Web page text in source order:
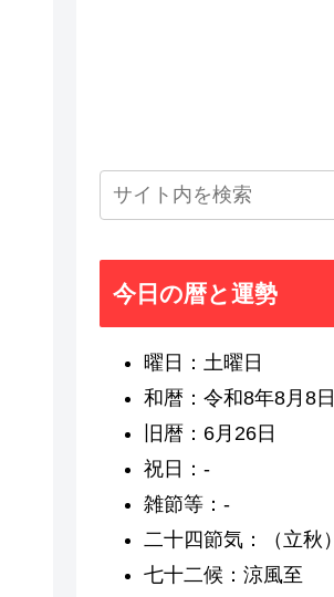
今日の暦と運勢
曜日：土曜日
和暦：令和8年8月8日
旧暦：6月26日
祝日：-
雑節等：-
二十四節気：（立秋）
七十二候：涼風至